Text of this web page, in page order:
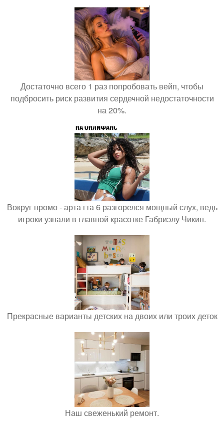
Достаточно всего 1 раз попробовать вейп, чтобы
подбросить риск развития сердечной недостаточности
на 20%.
Вокруг промо - арта гта 6 разгорелся мощный слух, ведь
игроки узнали в главной красотке Габриэлу Чикин.
Прекрасные варианты детских на двоих или троих деток
Наш свеженький ремонт.